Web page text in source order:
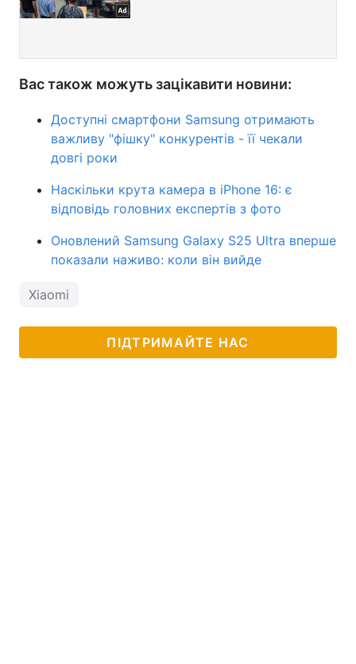
Вас також можуть зацікавити новини:
Доступні смартфони Samsung отримають
важливу "фішку" конкурентів - її чекали
довгі роки
Наскільки крута камера в iPhone 16: є
відповідь головних експертів з фото
Оновлений Samsung Galaxy S25 Ultra вперше
показали наживо: коли він вийде
Xiaomi
ПІДТРИМАЙТЕ НАС